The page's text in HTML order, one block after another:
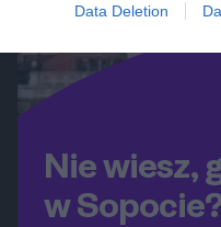
Data Deletion
Nie wiesz,
w